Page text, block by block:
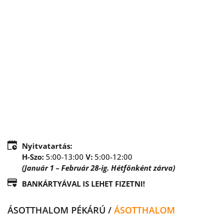
Nyitvatartás:
H-Szo: 5:00-13:00 V: 5:00-12:00
(Január 1 – Február 28-ig. Hétfönként zárva)
BANKÁRTYÁVAL IS LEHET FIZETNI!
ÁSOTTHALOM PÉKÁRÚ / ÁSOTTHALOM